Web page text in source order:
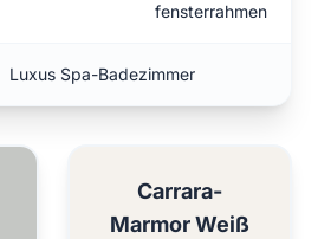
fensterrahmen
Luxus Spa-Badezimmer
Carrara-
Marmor Weiß